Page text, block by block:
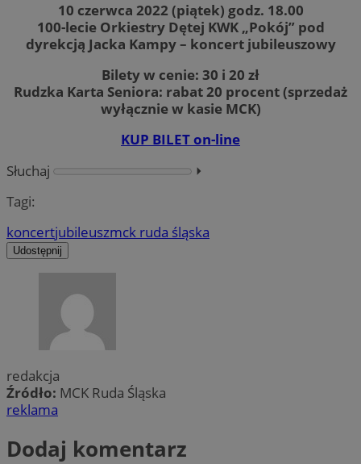
10 czerwca 2022 (piątek) godz. 18.00
100-lecie Orkiestry Dętej KWK „Pokój” pod
dyrekcją Jacka Kampy – koncert jubileuszowy
Bilety w cenie: 30 i 20 zł
Rudzka Karta Seniora: rabat 20 procent (sprzedaż
wyłącznie w kasie MCK)
KUP BILET on-line
Słuchaj
⏵︎
Tagi:
koncertjubileuszmck ruda śląska
Udostępnij
redakcja
Źródło: MCK Ruda Śląska
reklama
Dodaj komentarz